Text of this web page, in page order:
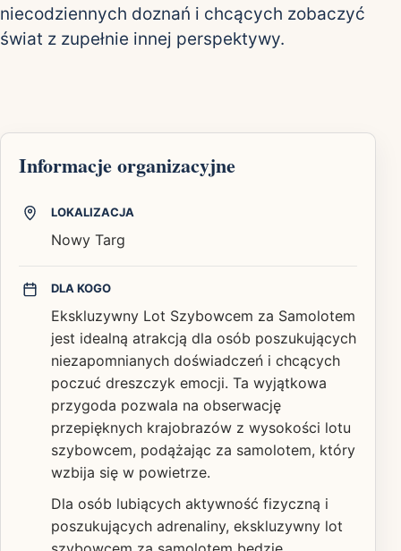
niecodziennych doznań i chcących zobaczyć
świat z zupełnie innej perspektywy.
Informacje organizacyjne
LOKALIZACJA
Nowy Targ
DLA KOGO
Ekskluzywny Lot Szybowcem za Samolotem
jest idealną atrakcją dla osób poszukujących
niezapomnianych doświadczeń i chcących
poczuć dreszczyk emocji. Ta wyjątkowa
przygoda pozwala na obserwację
przepięknych krajobrazów z wysokości lotu
szybowcem, podążając za samolotem, który
wzbija się w powietrze.
Dla osób lubiących aktywność fizyczną i
poszukujących adrenaliny, ekskluzywny lot